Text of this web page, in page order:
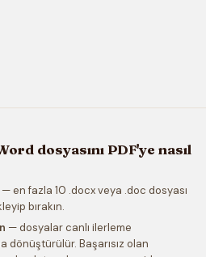
dosyasını PDF'ye nasıl
— en fazla 10 .docx veya .doc dosyası
bırakın.
— dosyalar canlı ilerleme
dönüştürülür. Başarısız olan